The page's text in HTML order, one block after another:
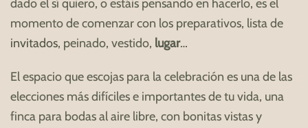
dado el sí quiero, o estáis pensando en hacerlo, es el
momento de comenzar con los preparativos, lista de
invitados, peinado, vestido, lugar…
El espacio que escojas para la celebración es una de las
elecciones más difíciles e importantes de tu vida, una
finca para bodas al aire libre, con bonitas vistas y